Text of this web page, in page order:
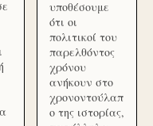
υποθέσουμε
ότι οι
πολιτικοί του
παρελθόντος
χρόνου
ανήκουν στο
χρονοντούλαπ
ο της ιστορίας,